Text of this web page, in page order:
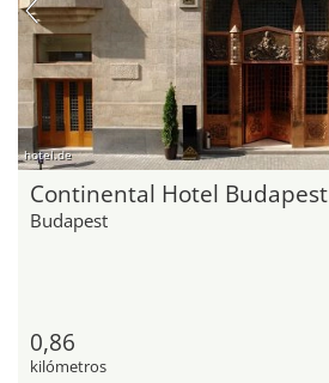
hotel.de
Continental Hotel Budapest
Budapest
0,86
kilómetros